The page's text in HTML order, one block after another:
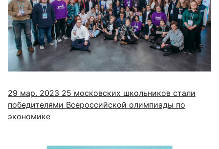
29 мар. 2023 25 московских школьников стали
победителями Всероссийской олимпиады по
экономике